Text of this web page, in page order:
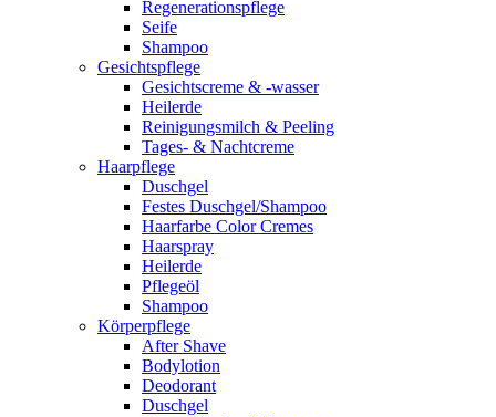
Regenerationspflege
Seife
Shampoo
Gesichtspflege
Gesichtscreme & -wasser
Heilerde
Reinigungsmilch & Peeling
Tages- & Nachtcreme
Haarpflege
Duschgel
Festes Duschgel/Shampoo
Haarfarbe Color Cremes
Haarspray
Heilerde
Pflegeöl
Shampoo
Körperpflege
After Shave
Bodylotion
Deodorant
Duschgel